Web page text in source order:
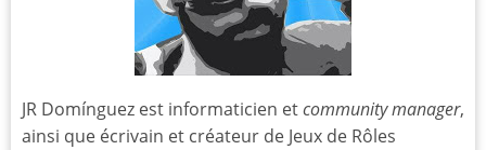
JR Domínguez est informaticien etcommunity manager,
ainsi que écrivain et créateur de Jeux de Rôles